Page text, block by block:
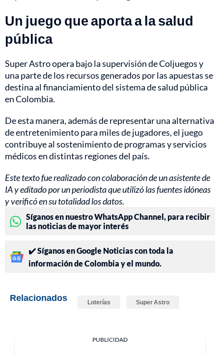
Un juego que aporta a la salud
pública
Super Astro opera bajo la supervisión de Coljuegos y
una parte de los recursos generados por las apuestas se
destina al financiamiento del sistema de salud pública
en Colombia.
De esta manera, además de representar una alternativa
de entretenimiento para miles de jugadores, el juego
contribuye al sostenimiento de programas y servicios
médicos en distintas regiones del país.
Este texto fue realizado con colaboración de un asistente de
IA y editado por un periodista que utilizó las fuentes idóneas
y verificó en su totalidad los datos.
Síganos en nuestro WhatsApp Channel, para recibir
las noticias de mayor interés
✔️ Síganos en Google Noticias con toda la
información de Colombia y el mundo.
Relacionados Loterías Super Astro
PUBLICIDAD